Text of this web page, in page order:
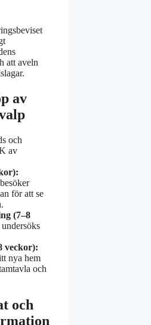
att aveln
av
och
av
för att se
(7–8
veckor):
nya hem
och
och